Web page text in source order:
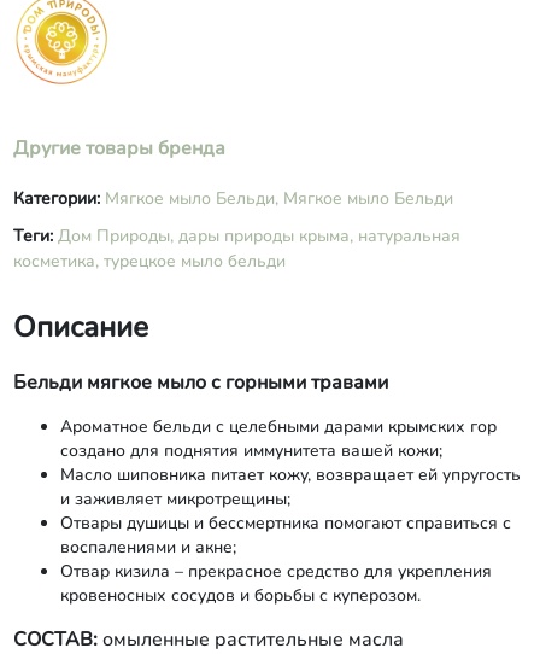
Другие товары бренда
Категории: Мягкое мыло Бельди, Мягкое мыло Бельди
Теги: Дом Природы, дары природы крыма, натуральная
косметика, турецкое мыло бельди
Описание
Бельди мягкое мыло с горными травами
Ароматное бельди с целебными дарами крымских гор
создано для поднятия иммунитета вашей кожи;
Масло шиповника питает кожу, возвращает ей упругость
и заживляет микротрещины;
Отвары душицы и бессмертника помогают справиться с
воспалениями и акне;
Отвар кизила – прекрасное средство для укрепления
кровеносных сосудов и борьбы с куперозом.
СОСТАВ:омыленные растительные масла